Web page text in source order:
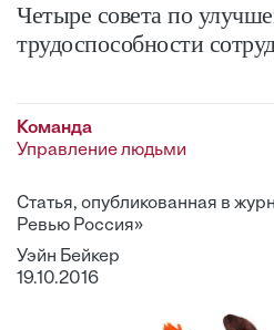
Четыре совета по
трудоспособности
Команда
Управление людьми
Статья, опубликованная в
Ревью Россия»
Уэйн Бейкер
19.10.2016